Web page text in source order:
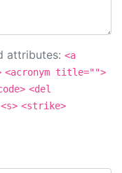
attributes: <a
<acronym title="">
<del
<s> <strike>